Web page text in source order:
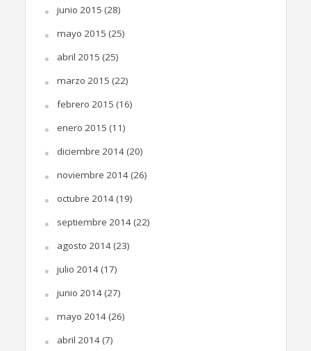
junio 2015 (28)
mayo 2015 (25)
abril 2015 (25)
marzo 2015 (22)
febrero 2015 (16)
enero 2015 (11)
diciembre 2014(20)
noviembre 2014(26)
octubre 2014(19)
septiembre 2014(22)
agosto 2014(23)
julio 2014(17)
junio 2014(27)
mayo 2014(26)
abril 2014(7)